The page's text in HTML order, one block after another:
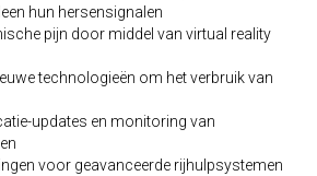
hun hersensignalen
pijn door middel van virtual reality
technologieën om het verbruik van
updates en monitoring van
voor geavanceerde rijhulpsystemen